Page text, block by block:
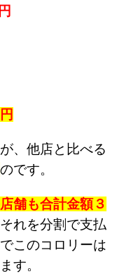
、他店と比べる
のです。
舗も合計金額３
れを分割で支払
このコロリーは
す。